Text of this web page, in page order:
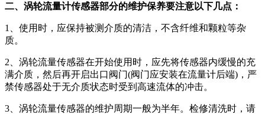
二、涡轮流量计传感器部分的维护保养要注意以下几点：
1、使用时，应保持被测介质的清洁，不含纤维和颗粒等杂
质。
2、涡轮流量传感器在开始使用时，应先将传感器内缓慢的充
满介质，然后再开启出口阀门(阀门应安装在流量计后端)，严
禁传感器处于无介质状态时受到高速流体的冲击。
3、涡轮流量传感器的维护周期一般为半年。检修清洗时，请